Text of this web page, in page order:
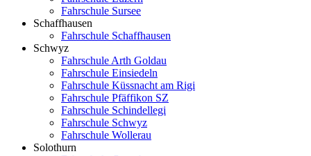
Fahrschule Sursee
Schaffhausen
Fahrschule Schaffhausen
Schwyz
Fahrschule Arth Goldau
Fahrschule Einsiedeln
Fahrschule Küssnacht am Rigi
Fahrschule Pfäffikon SZ
Fahrschule Schindellegi
Fahrschule Schwyz
Fahrschule Wollerau
Solothurn